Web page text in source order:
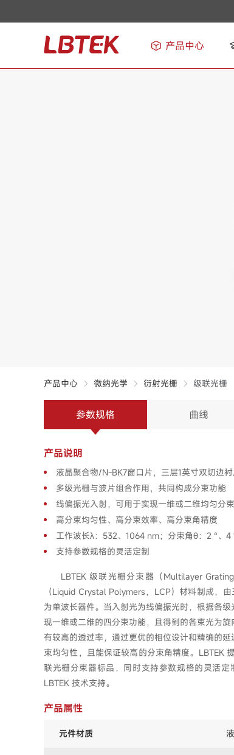
产品中心
产品中心 微纳光学 衍射光栅 级联光栅
参数规格 曲线
产品说明
液晶聚合物/N-BK7窗口片，三层1英寸双切边
多级光栅与波片组合作用，共同构成分束功能
线偏振光入射，可用于实现一维或二维均匀分束
高分束均匀性、高分束效率、高分束角精度
工作波长λ：532、1064 nm；分束角θ：2 °、
支持参数规格的灵活定制
LBTEK 级联光栅分束器（Multilayer
（Liquid Crystal Polymers，LCP）材料制成，
为单波长器件。当入射光为线偏振光时，根据各
现一维或二维的四分束功能，且得到的各束光为
有较高的透过率，通过更优的相位设计和精确的
束均匀性，且能保证较高的分束角精度。LBTEK
联光栅分束器标品，同时支持参数规格的灵活
LBTEK 技术支持。
产品属性
元件材质